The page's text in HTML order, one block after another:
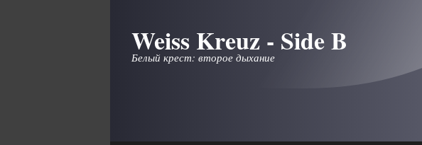
Weiss Kreuz - Side B
Белый крест: второе дыхание